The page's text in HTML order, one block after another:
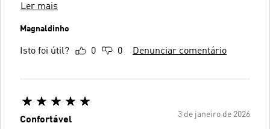
Ler mais
Magnaldinho
Isto foi útil? 0 0 Denunciar comentário
3 de janeiro de 2026
Confortável